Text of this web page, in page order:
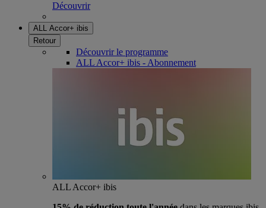
Découvrir
ALL Accor+ ibis
Retour
Découvrir le programme
ALL Accor+ ibis - Abonnement
ALL Accor+ ibis